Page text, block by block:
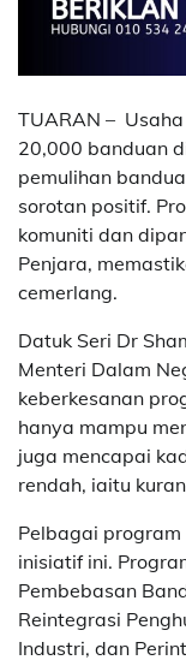
TUARAN –
20,000 banduan
pemulihan
sorotan positif.
komuniti dan
Penjara,
cemerlang.
Datuk Seri Dr
Menteri Dalam
keberkesanan
hanya mampu
juga mencapai
rendah, iaitu
Pelbagai
inisiatif ini.
Pembebasan
Reintegrasi
Industri, dan